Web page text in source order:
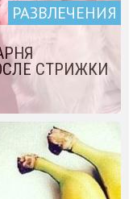
РАЗВЛЕЧЕНИЯ
СТРИЖКИ